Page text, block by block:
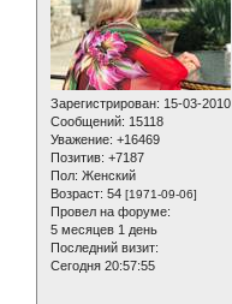
Зарегистрирован: 15-03-2010
Сообщений: 15118
Уважение: +16469
Позитив: +7187
Пол: Женский
Возраст: 54 [1971-09-06]
Провел на форуме:
5 месяцев 1 день
Последний визит:
Сегодня 20:57:55